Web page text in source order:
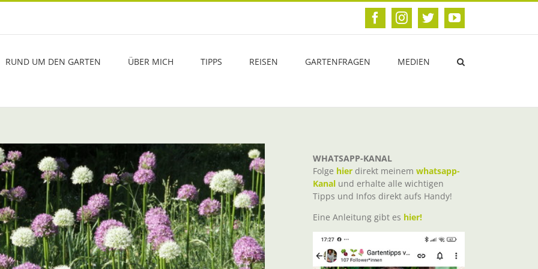
FacebookInstagram
TwitterYouTube
RUND UM DEN GARTEN ÜBER MICH TIPPS REISEN GARTENFRAGEN MEDIEN
WHATSAPP-KANAL
Folge hier direkt meinem whatsapp-
Kanal und erhalte alle wichtigen
Tipps und Infos direkt aufs Handy!
Eine Anleitung gibt es hier!